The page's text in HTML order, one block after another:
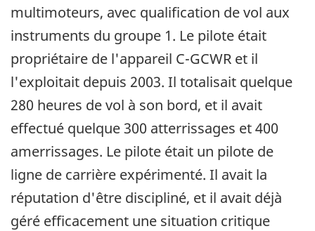
multimoteurs, avec qualification de vol aux
instruments du groupe 1. Le pilote était
propriétaire de l'appareil C-GCWR et il
l'exploitait depuis 2003. Il totalisait quelque
280 heures de vol à son bord, et il avait
effectué quelque 300 atterrissages et 400
amerrissages. Le pilote était un pilote de
ligne de carrière expérimenté. Il avait la
réputation d'être discipliné, et il avait déjà
géré efficacement une situation critique